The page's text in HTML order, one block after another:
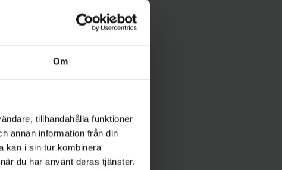
Om
tillhandahålla funktioner
annan information från din
kan i sin tur kombinera
du har använt deras tjänster.